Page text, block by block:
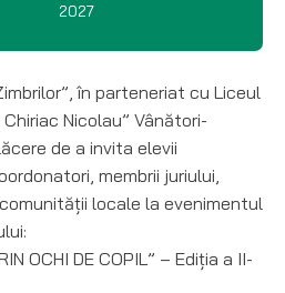
2027
în parteneriat cu Liceul
Nicolau” Vânători-
de a invita elevii
membrii juriului,
locale la evenimentul
OCHI DE COPIL” – Ediția a II-